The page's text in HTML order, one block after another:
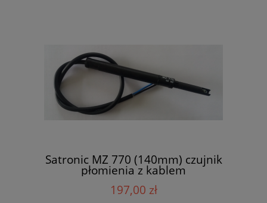
Satronic MZ 770 (140mm) czujnik
płomienia z kablem
197,00 zł